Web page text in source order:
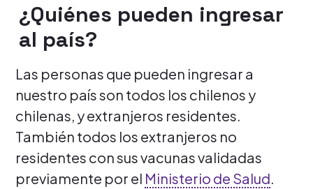
¿Quiénes pueden ingresar
al país?
Las personas que pueden ingresar a
nuestro país son todos los chilenos y
chilenas, y extranjeros residentes.
También todos los extranjeros no
residentes con sus vacunas validadas
previamente por el Ministerio de Salud.